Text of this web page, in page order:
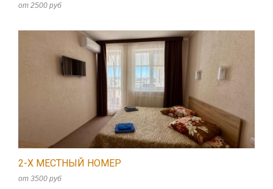
от 2500 руб
2-Х МЕСТНЫЙ НОМЕР
от 3500 руб